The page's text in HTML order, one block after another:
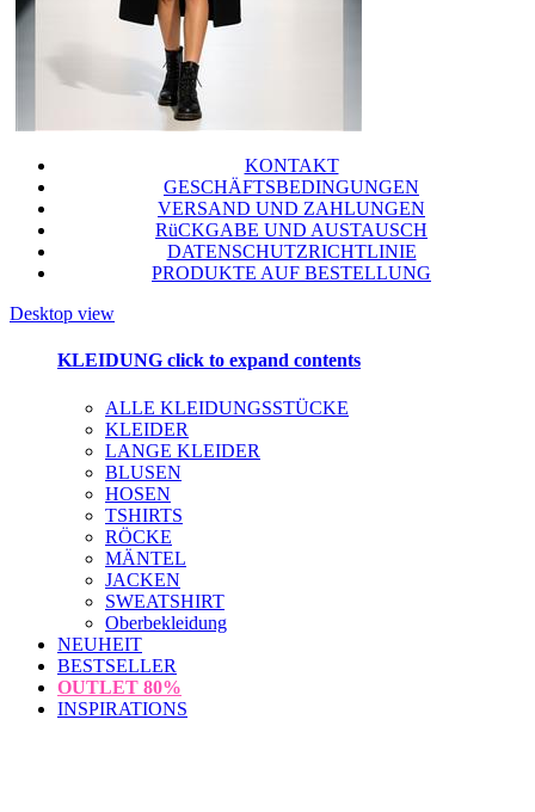
KONTAKT
GESCHÄFTSBEDINGUNGEN
VERSAND UND ZAHLUNGEN
RüCKGABE UND AUSTAUSCH
DATENSCHUTZRICHTLINIE
PRODUKTE AUF BESTELLUNG
Desktop view
KLEIDUNG click to expand contents
ALLE KLEIDUNGSSTÜCKE
KLEIDER
LANGE KLEIDER
BLUSEN
HOSEN
TSHIRTS
RÖCKE
MÄNTEL
JACKEN
SWEATSHIRT
Oberbekleidung
NEUHEIT
BESTSELLER
OUTLET 80%
INSPIRATIONS